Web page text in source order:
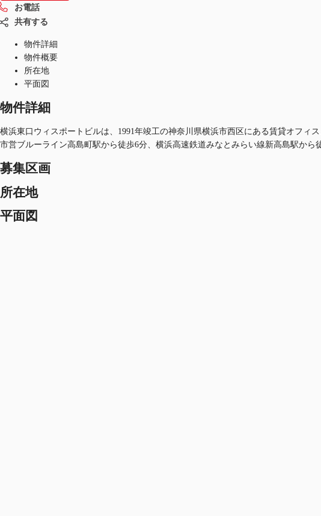
お電話
共有する
物件詳細
物件概要
所在地
平面図
物件詳細
横浜東口ウィスポートビルは、1991年竣工の神奈川県横浜市西区にある賃貸オフィ
市営ブルーライン高島町駅から徒歩6分、横浜高速鉄道みなとみらい線新高島駅から
募集区画
所在地
平面図